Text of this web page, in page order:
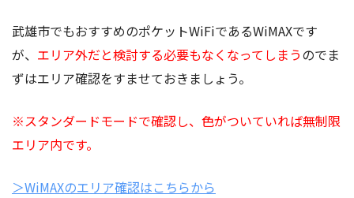
武雄市でもおすすめのポケットWiFiであるWiMAXです
が、 エリア外だと検討する必要もなくなってしまうのでま
ずはエリア確認をすませておきましょう。
※スタンダードモードで確認し、色がついていれば無制限
エリア内です。
＞WiMAXのエリア確認はこちらから